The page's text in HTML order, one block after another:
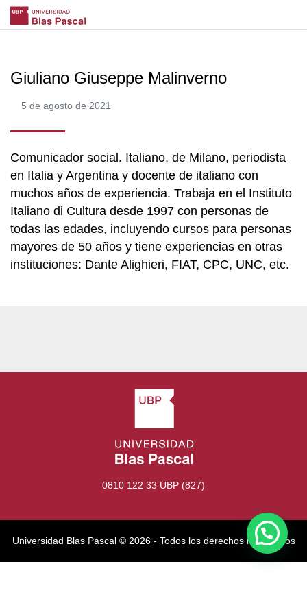
Giuliano Giuseppe Malinverno
5 de agosto de 2021
Comunicador social. Italiano, de Milano, periodista
en Italia y Argentina y docente de italiano con
muchos años de experiencia. Trabaja en el Instituto
Italiano di Cultura desde 1997 con personas de
todas las edades, incluyendo cursos para personas
mayores de 50 años y tiene experiencias en otras
instituciones: Dante Alighieri, FIAT, CPC, UNC, etc.
0810 122 33 UBP (827)
Universidad Blas Pascal ©️ 2026 - Todos los derechos reservados